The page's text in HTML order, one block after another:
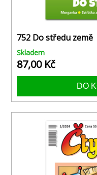
752 Do středu země
Skladem
87,00 Kč